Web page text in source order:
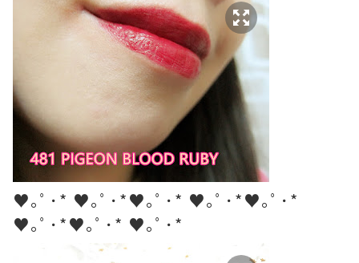
♥｡ﾟ･* ♥｡ﾟ･*♥｡ﾟ･* ♥｡ﾟ･*♥｡ﾟ･*
♥｡ﾟ･*♥｡ﾟ･* ♥｡ﾟ･*